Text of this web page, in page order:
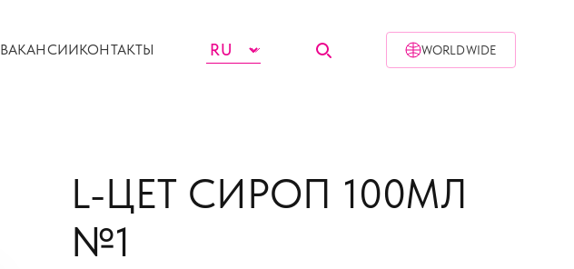
ВАКАНСИИКОНТАКТЫ WORLDWIDE
L-ЦЕТ СИРОП 100МЛ
№1